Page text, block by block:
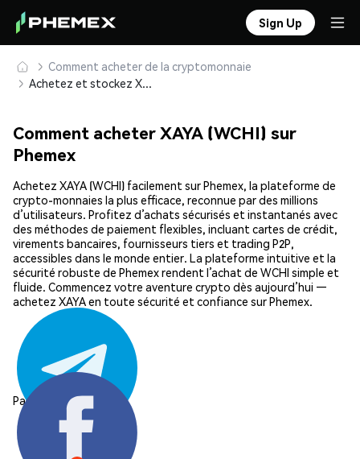
Sign Up
Comment acheter de la cryptomonnaie
Achetez et stockez XAYA (WCHI) en toute sécurité
Comment acheter XAYA (WCHI) sur
Phemex
Achetez XAYA (WCHI) facilement sur Phemex, la plateforme de
crypto-monnaies la plus efficace, reconnue par des millions
d’utilisateurs. Profitez d’achats sécurisés et instantanés avec
des méthodes de paiement flexibles, incluant cartes de crédit,
virements bancaires, fournisseurs tiers et trading P2P,
accessibles dans le monde entier. La plateforme intuitive et la
sécurité robuste de Phemex rendent l’achat de WCHI simple et
fluide. Commencez votre aventure crypto dès aujourd’hui —
achetez XAYA en toute sécurité et confiance sur Phemex.
Partager: